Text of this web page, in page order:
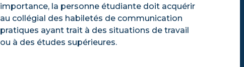
importance, la personne étudiante doit acquérir
au collégial des habiletés de communication
pratiques ayant trait à des situations de travail
ou à des études supérieures.